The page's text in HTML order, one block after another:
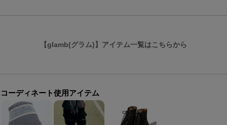
【glamb(グラム)】アイテム一覧はこちらから
コーディネート使用アイテム